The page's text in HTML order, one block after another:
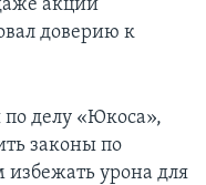
акций
доверию к
делу «Юкоса»,
законы по
урона для